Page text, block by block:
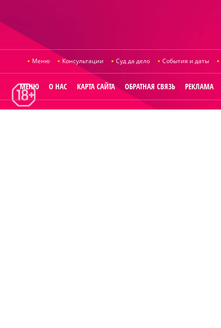
Меню Консультации Суд да дело События и даты
МЕНЮ О НАС КАРТА САЙТА ОБРАТНАЯ СВЯЗЬ РЕКЛАМА